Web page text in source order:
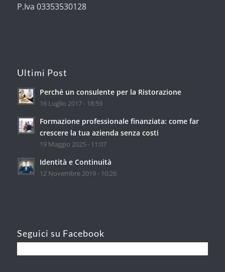
P.Iva 03353530128
Ultimi Post
Perché un consulente per la Ristorazione
16 Luglio 2017 - 18:59
Formazione professionale finanziata: come far
crescere la tua azienda senza costi
19 Maggio 2025 - 11:07
Identità e Continuità
12 Novembre 2019 - 10:26
Seguici su Facebook